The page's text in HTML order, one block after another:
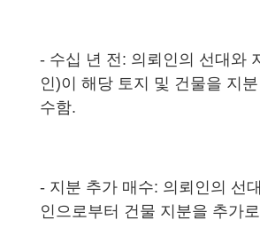
- 수십 년 전: 의뢰인의 선대와
인)이 해당 토지 및 건물을 지
수함.
- 지분 추가 매수: 의뢰인의 선
인으로부터 건물 지분을 추가